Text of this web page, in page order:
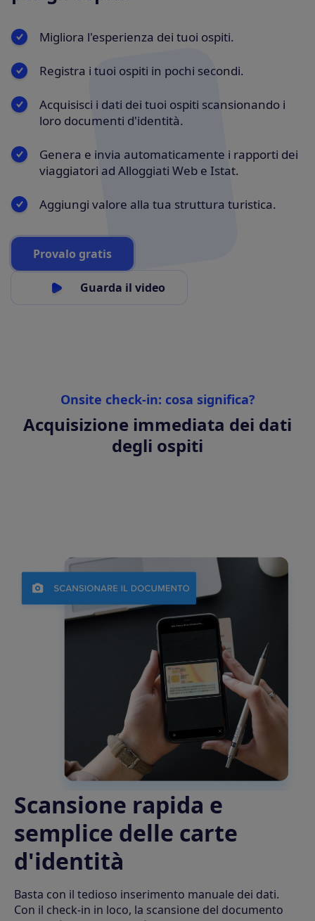
Migliora l'esperienza dei tuoi ospiti.
Registra i tuoi ospiti in pochi secondi.
Acquisisci i dati dei tuoi ospiti scansionando i
loro documenti d'identità.
Genera e invia automaticamente i rapporti dei
viaggiatori ad Alloggiati Web e Istat.
Aggiungi valore alla tua struttura turistica.
Provalo gratis
Guarda il video
Onsite check-in: cosa significa?
Acquisizione immediata dei dati
degli ospiti
Scansione rapida e
semplice delle carte
d'identità
Basta con il tedioso inserimento manuale dei dati.
Con il check-in in loco, la scansione del documento